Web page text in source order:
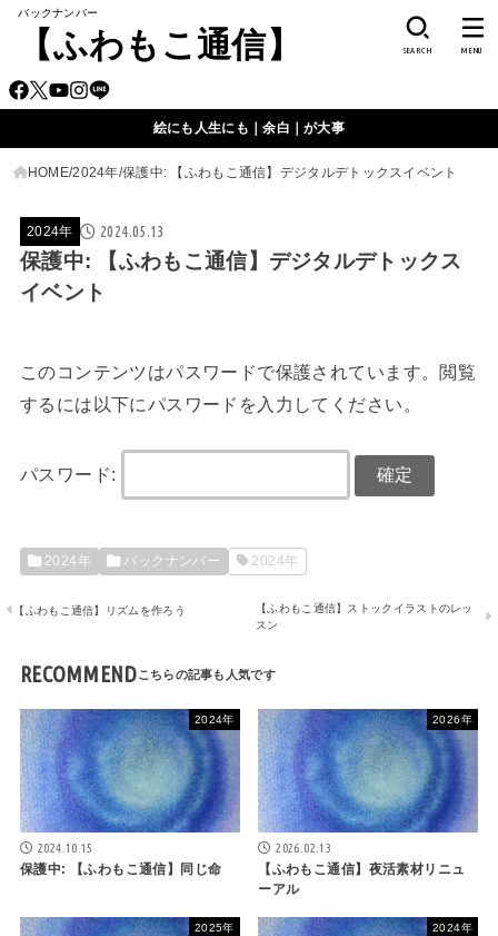
バックナンバー
【ふわもこ通信】 SEARCH MENU
絵にも人生にも｜余白｜が大事
HOME 2024年 保護中: 【ふわもこ通信】デジタルデトックスイベント
2024年 2024.05.13
保護中: 【ふわもこ通信】デジタルデトックス
イベント
このコンテンツはパスワードで保護されています。閲覧
するには以下にパスワードを入力してください。
パスワード:
2024年 バックナンバー 2024年
【ふわもこ通信】リズムを作ろう
【ふわもこ通信】ストックイラストのレッ
スン
RECOMMEND
2024年
2024.10.15
保護中: 【ふわもこ通信】同じ命
2026年
2026.02.13
【ふわもこ通信】夜活素材リニュ
ーアル
2025年 2024年